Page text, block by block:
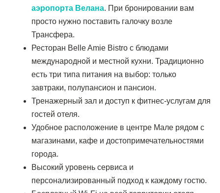
аэропорта Велана. При бронировании вам
просто нужно поставить галочку возле
Трансфера.
Ресторан Belle Amie Bistro с блюдами
международной и местной кухни. Традиционно
есть три типа питания на выбор: только
завтраки, полупансион и пансион.
Тренажерный зал и доступ к фитнес-услугам для
гостей отеля.
Удобное расположение в центре Мале рядом с
магазинами, кафе и достопримечательностями
города.
Высокий уровень сервиса и
персонализированный подход к каждому гостю.